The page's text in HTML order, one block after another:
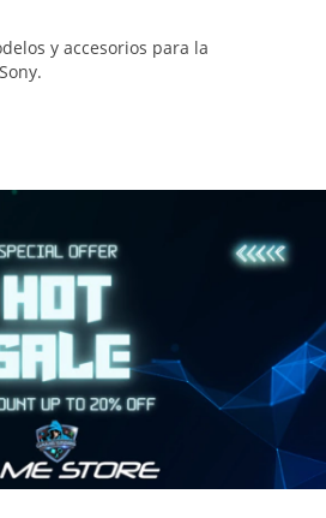
y accesorios para la